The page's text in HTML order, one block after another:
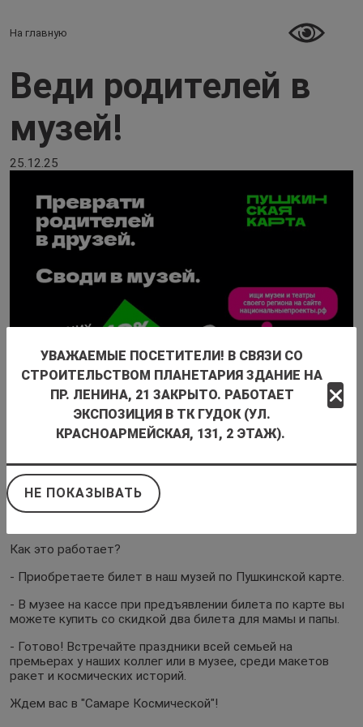
Перейти к основному содержанию
На главную
Веди родителей в
музей!
25.12.25
Как это работает?
- Приобретаете билет в наш музей по Пушкинской карте.
- В музее на кассе при предъявлении билета по карте вы
можете купить со скидкой два билета для мамы и папы.
- Готово! Встречайте праздники всей семьей на
премьерах у наших коллег или в музее, среди макетов
ракет и космических историй.
Ждем вас в "Самаре Космической"!
УВАЖАЕМЫЕ ПОСЕТИТЕЛИ! В СВЯЗИ СО
СТРОИТЕЛЬСТВОМ ПЛАНЕТАРИЯ ЗДАНИЕ НА
ПР. ЛЕНИНА, 21 ЗАКРЫТО. РАБОТАЕТ
ЭКСПОЗИЦИЯ В ТК ГУДОК (УЛ.
КРАСНОАРМЕЙСКАЯ, 131, 2 ЭТАЖ).
НЕ ПОКАЗЫВАТЬ